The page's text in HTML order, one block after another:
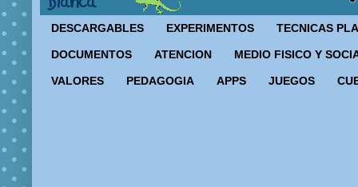
DESCARGABLES EXPERIMENTOS TECNICAS
DOCUMENTOS ATENCION MEDIO FISICO Y
VALORES PEDAGOGIA APPS JUEGOS